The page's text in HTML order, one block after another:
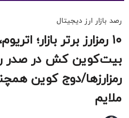
رصد بازار ارز دیجیتال
۱۰ رمزارز برتر بازار؛
بیت‌کوین کش در صدر
رمزارزها/دوج کوین
ملایم